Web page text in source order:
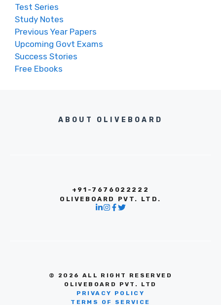
Test Series
Study Notes
Previous Year Papers
Upcoming Govt Exams
Success Stories
Free Ebooks
ABOUT OLIVEBOARD
+91-7676022222
OLIVEBOARD PVT. LTD.
© 2026 ALL RIGHT RESERVED
OLIVEBOARD PVT. LTD
PRIVACY POLICY
TERMS OF SERVICE